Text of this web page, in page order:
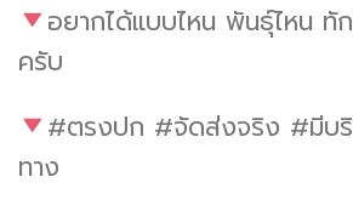
อยากได้แบบไหน พันธุ์ไหน ทั
ครับ
#ตรงปก #จัดส่งจริง #มีบริ
ทาง